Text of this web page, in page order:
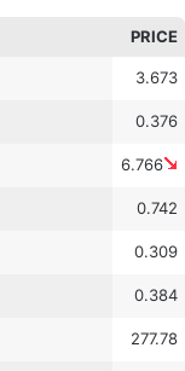
PRICE
3.673
0.376
6.766
0.742
0.309
0.384
277.78